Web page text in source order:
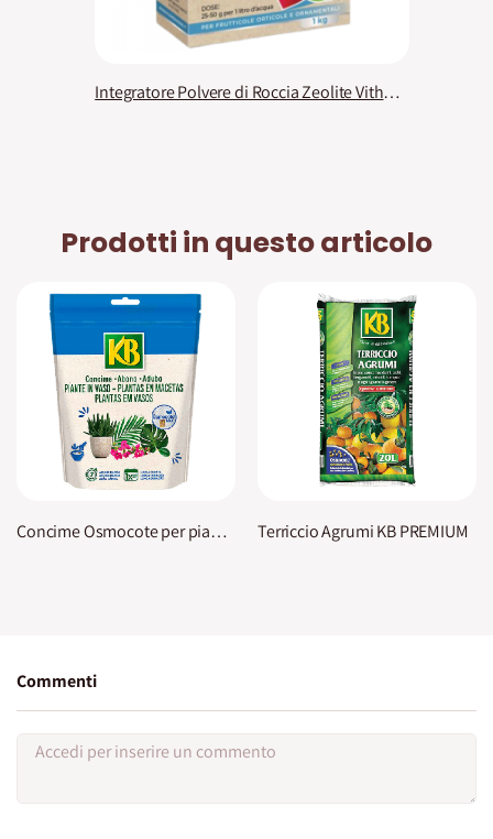
Integratore Polvere di Roccia Zeolite Vithal Bio
Prodotti in questo articolo
Concime Osmocote per piante in vaso KB Terriccio Agrumi KB PREMIUM
Commenti